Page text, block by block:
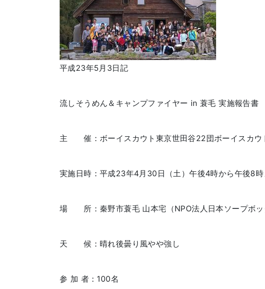
平成23年5月3日記
流しそうめん＆キャンプファイヤー in 蓑毛 実施報告書
主 催：ボーイスカウト東京世田谷22団ボーイスカウ
実施日時：平成23年4月30日（土）午後4時から午後8
場 所：秦野市蓑毛 山本宅（NPO法人日本ソープボッ
天 候：晴れ後曇り風やや強し
参 加 者：100名